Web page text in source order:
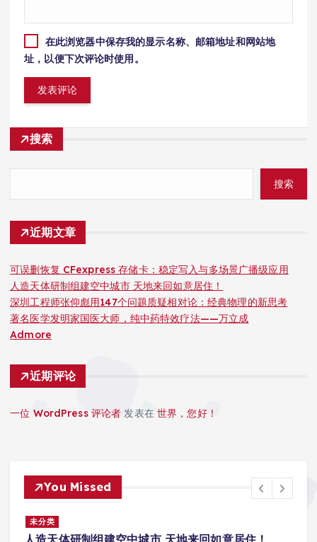
在此浏览器中保存我的显示名称、邮箱地址和网站地
址，以便下次评论时使用。
搜索
搜索
近期文章
可误删恢复 CFexpress 存储卡：稳定写入与多场景广播级应用
人造天体研制组建空中城市 天地来回如意居住！
深圳工程师张仰彪用147个问题质疑相对论：经典物理的新思考
著名医学发明家国医大师，纯中药特效疗法——万立成
Admore
近期评论
一位 WordPress 评论者 发表在世界，您好！
You Missed
未分类
人造天体研制组建空中城市 天地来回如意居住！